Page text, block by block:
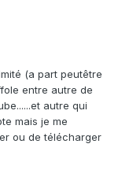
(a part peutêtre
entre autre de
autre qui
mais je me
ou de télécharger